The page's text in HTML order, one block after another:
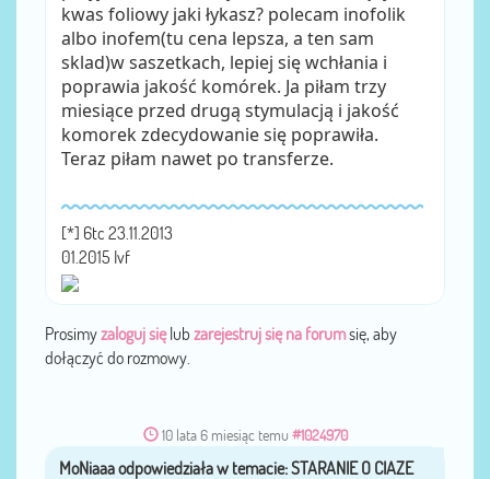
kwas foliowy jaki łykasz? polecam inofolik
albo inofem(tu cena lepsza, a ten sam
sklad)w saszetkach, lepiej się wchłania i
poprawia jakość komórek. Ja piłam trzy
miesiące przed drugą stymulacją i jakość
komorek zdecydowanie się poprawiła.
Teraz piłam nawet po transferze.
[*] 6tc 23.11.2013
01.2015 Ivf
Prosimyzaloguj sięlub zarejestruj się na forumsię, aby
dołączyć do rozmowy.
10 lata 6 miesiąc temu #1024970
przezMoNiaaa